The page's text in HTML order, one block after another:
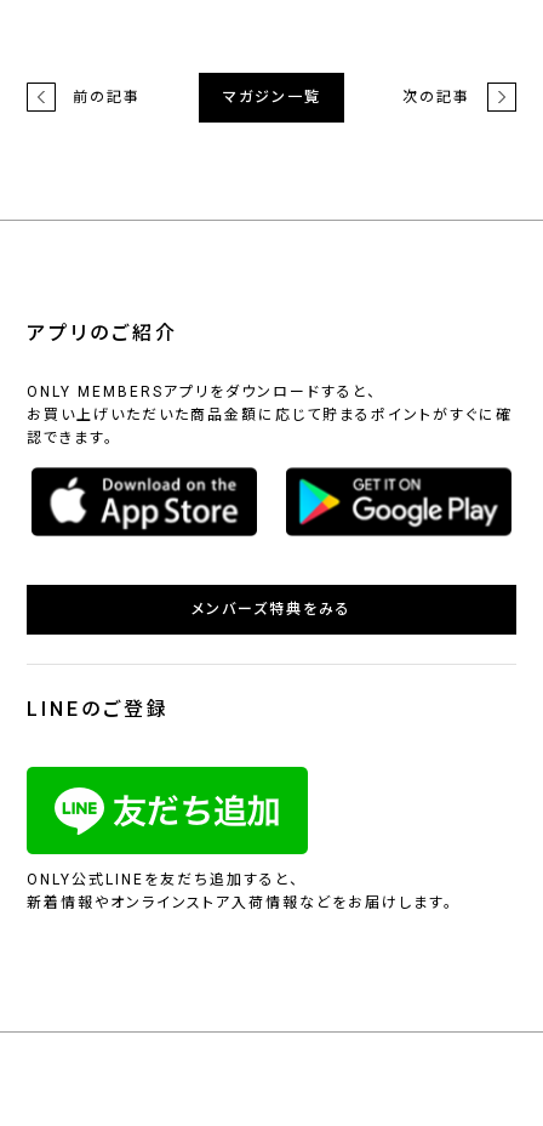
前の記事 マガジン一覧 次の記事
アプリのご紹介
ONLY MEMBERSアプリをダウンロードすると、
お買い上げいただいた商品金額に応じて貯まるポイントがすぐに確
認できます。
メンバーズ特典をみる
LINEのご登録
ONLY公式LINEを友だち追加すると、
新着情報やオンラインストア入荷情報などをお届けします。